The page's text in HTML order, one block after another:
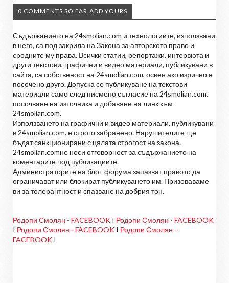
0 COMMENTS SO FAR,ADD YOURS
Съдържанието на 24smolian.com и технологиите, използвани
в него, са под закрила на Закона за авторското право и
сродните му права. Всички статии, репортажи, интервюта и
други текстови, графични и видео материали, публикувани в
сайта, са собственост на 24smolian.com, освен ако изрично е
посочено друго. Допуска се публикуване на текстови
материали само след писмено съгласие на 24smolian.com,
посочване на източника и добавяне на линк към
24smolian.com.
Използването на графични и видео материали, публикувани
в 24smolian.com. е строго забранено. Нарушителите ще
бъдат санкционирани с цялата строгост на закона.
24smolian.comне носи отговорност за съдържанието на
коментарите под публикациите.
Администраторите на блог-форума запазват правото да
ограничават или блокират публикуването им. Призоваваме
ви за толерантност и спазване на добрия тон.
Родопи Смолян - FACEBOOK I Родопи Смолян - FACEBOOK
I Родопи Смолян - FACEBOOK I Родопи Смолян -
FACEBOOK I